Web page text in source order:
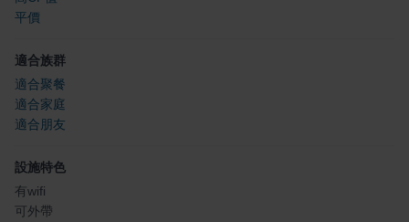
平價
適合族群
適合聚餐
適合家庭
適合朋友
設施特色
有wifi
可外帶